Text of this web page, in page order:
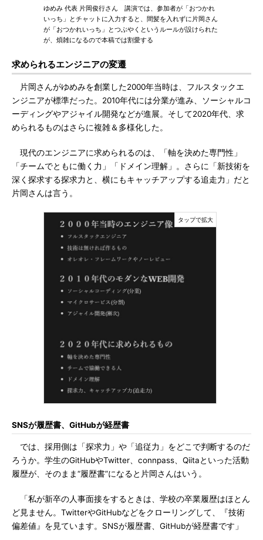
ゆめみ 代表 片岡俊行さん 講演では、参加者が「おつかれ
いっち」とチャットに入力すると、間髪を入れずに片岡さん
が「おつかれいっち」とつぶやくというルールが設けられた
が、煩雑になるので本稿では割愛する
求められるエンジニアの変遷
片岡さんがゆめみを創業した2000年当時は、フルスタックエ
ンジニアが標準だった。2010年代には分業が進み、ソーシャルコ
ーディングやアジャイル開発などが進展。そして2020年代、求
められるものはさらに複雑＆多様化した。
現代のエンジニアに求められるのは、「軸を決めた専門性」
「チームでともに働く力」「ドメイン理解」。さらに「新技術を
深く探求する探求力と、横にもキャッチアップする追走力」だと
片岡さんは言う。
SNSが履歴書、GitHubが経歴書
では、採用側は「探求力」や「追従力」をどこで判断するのだ
ろうか。学生のGitHubやTwitter、connpass、Qiitaといった活動
履歴が、そのまま“履歴書”になると片岡さんはいう。
「私が新卒の人事面接をするときは、学校の卒業履歴はほとん
ど見ません。TwitterやGitHubなどをクローリングして、『技術
偏差値』を見ています。SNSが履歴書、GitHubが経歴書です」